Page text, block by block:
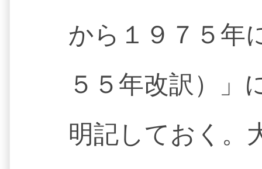
から１９７５年
５５年改訳）」
明記しておく。